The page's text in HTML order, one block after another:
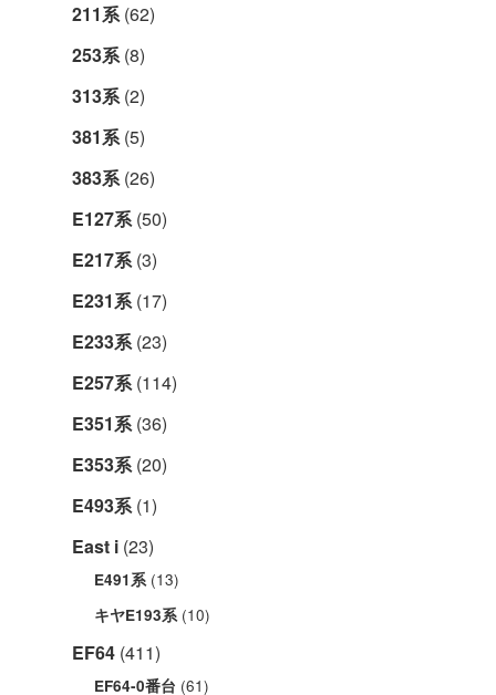
211系(62)
253系(8)
313系(2)
381系(5)
383系(26)
E127系(50)
E217系(3)
E231系(17)
E233系(23)
E257系(114)
E351系(36)
E353系(20)
E493系(1)
East i (23)
E491系(13)
キヤE193系(10)
EF64 (411)
EF64-0番台 (61)